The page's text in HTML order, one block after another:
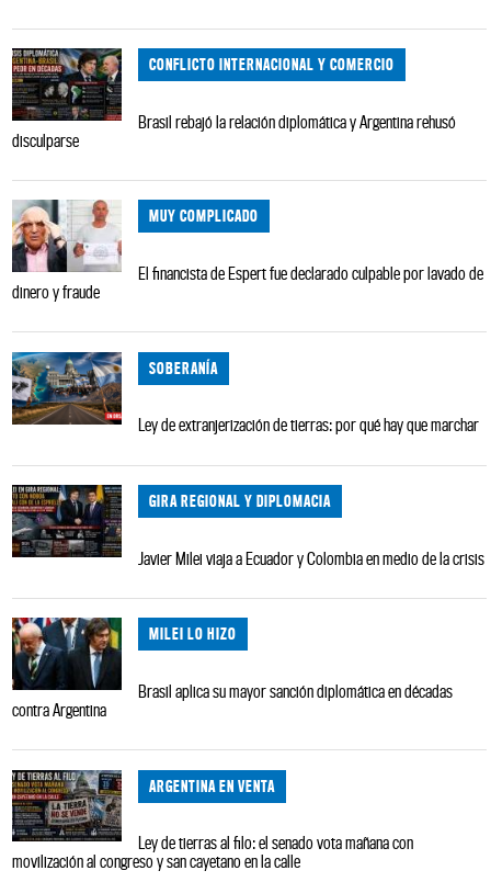
CONFLICTO INTERNACIONAL Y COMERCIO
Brasil rebajó la relación diplomática y Argentina rehusó
disculparse
MUY COMPLICADO
El financista de Espert fue declarado culpable por lavado de
dinero y fraude
SOBERANÍA
Ley de extranjerización de tierras: por qué hay que marchar
GIRA REGIONAL Y DIPLOMACIA
Javier Milei viaja a Ecuador y Colombia en medio de la crisis
MILEI LO HIZO
Brasil aplica su mayor sanción diplomática en décadas
contra Argentina
ARGENTINA EN VENTA
Ley de tierras al filo: el senado vota mañana con
movilización al congreso y san cayetano en la calle